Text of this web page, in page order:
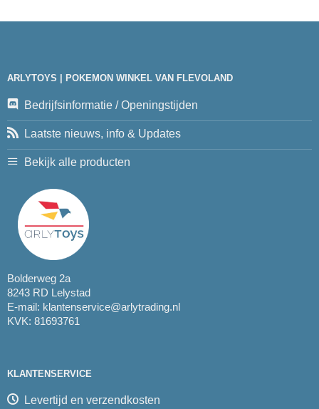
ARLYTOYS | POKEMON WINKEL VAN FLEVOLAND
Bedrijfsinformatie / Openingstijden
Laatste nieuws, info & Updates
Bekijk alle producten
Bolderweg 2a
8243 RD Lelystad
E-mail: klantenservice@arlytrading.nl
KVK: 81693761
KLANTENSERVICE
Levertijd en verzendkosten